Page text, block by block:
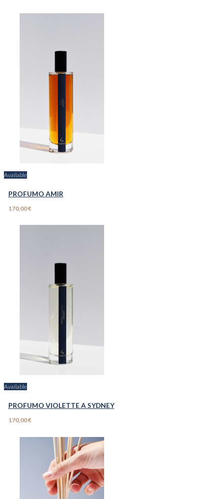
Available
PROFUMO AMIR
170,00 €
Available
PROFUMO VIOLETTE A SYDNEY
170,00 €